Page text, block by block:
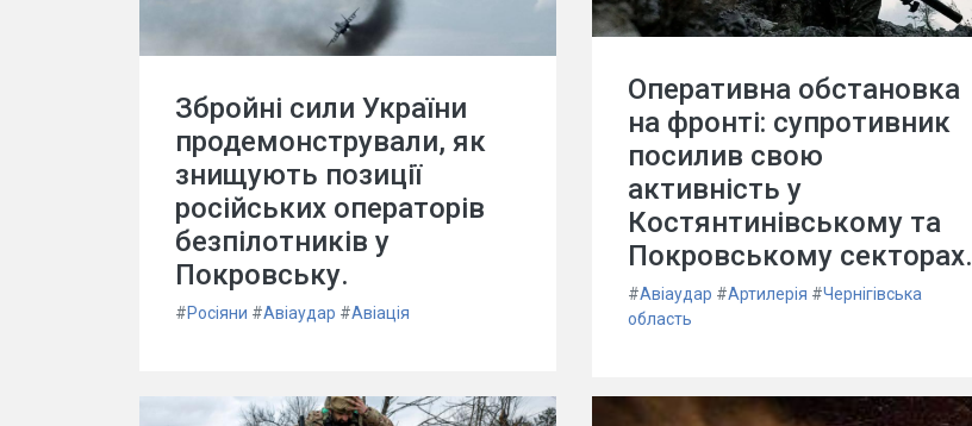
Збройні сили України
продемонстрували, як
знищують позиції
російських операторів
безпілотників у
Покровську.
#Росіяни #Авіаудар #Авіація
Оперативна обстановка
на фронті: супротивник
посилив свою
активність у
Костянтинівському та
Покровському секторах.
#Авіаудар #Артилерія #Чернігівська
область